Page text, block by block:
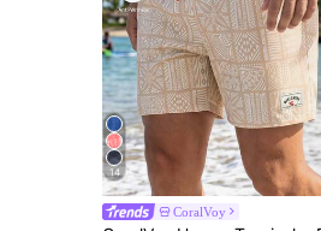
14
CoralVoy